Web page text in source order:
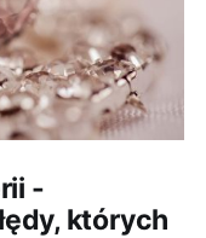
-
których